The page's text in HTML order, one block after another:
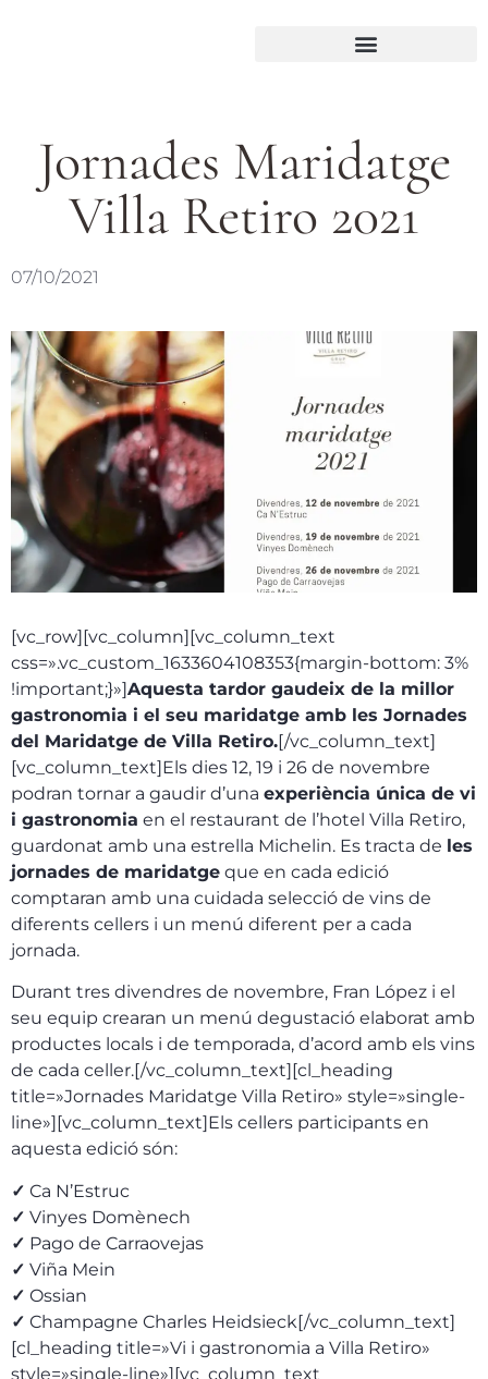
Jornades Maridatge
Villa Retiro 2021
07/10/2021
[vc_row][vc_column][vc_column_text
css=».vc_custom_1633604108353{margin-bottom: 3%
!important;}»]Aquesta tardor gaudeix de la millor
gastronomia i el seu maridatge amb les Jornades
del Maridatge de Villa Retiro.[/vc_column_text]
[vc_column_text]Els dies 12, 19 i 26 de novembre
podran tornar a gaudir d’una experiència única de vi
i gastronomia en el restaurant de l’hotel Villa Retiro,
guardonat amb una estrella Michelin. Es tracta de les
jornades de maridatge que en cada edició
comptaran amb una cuidada selecció de vins de
diferents cellers i un menú diferent per a cada
jornada.
Durant tres divendres de novembre, Fran López i el
seu equip crearan un menú degustació elaborat amb
productes locals i de temporada, d’acord amb els vins
de cada celler.[/vc_column_text][cl_heading
title=»Jornades Maridatge Villa Retiro» style=»single-
line»][vc_column_text]Els cellers participants en
aquesta edició són:
✓ Ca N’Estruc
✓ Vinyes Domènech
✓ Pago de Carraovejas
✓ Viña Mein
✓ Ossian
✓ Champagne Charles Heidsieck[/vc_column_text]
[cl_heading title=»Vi i gastronomia a Villa Retiro»
style=»single-line»][vc_column_text